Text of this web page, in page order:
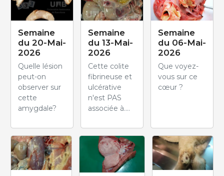
Semaine
du 20-Mai-
2026
Quelle lésion
peut-on
observer sur
cette
amygdale?
Semaine
du 13-Mai-
2026
Cette colite
fibrineuse et
ulcérative
n'est PAS
associée à....
Semaine
du 06-Mai-
2026
Que voyez-
vous sur ce
cœur ?